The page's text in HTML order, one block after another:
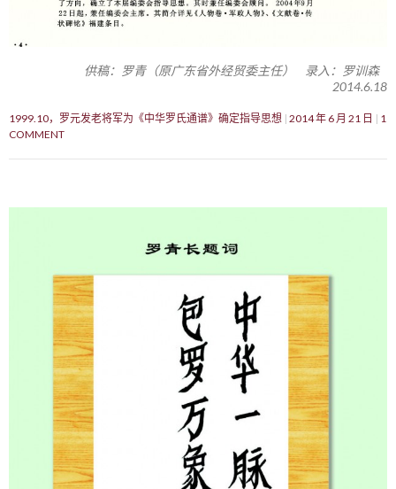
供稿：罗青（原广东省外经贸委主任） 录入：罗训森
2014.6.18
1999.10，罗元发老将军为《中华罗氏通谱》确定指导思想 2014 年 6 月 21 日
1
COMMENT